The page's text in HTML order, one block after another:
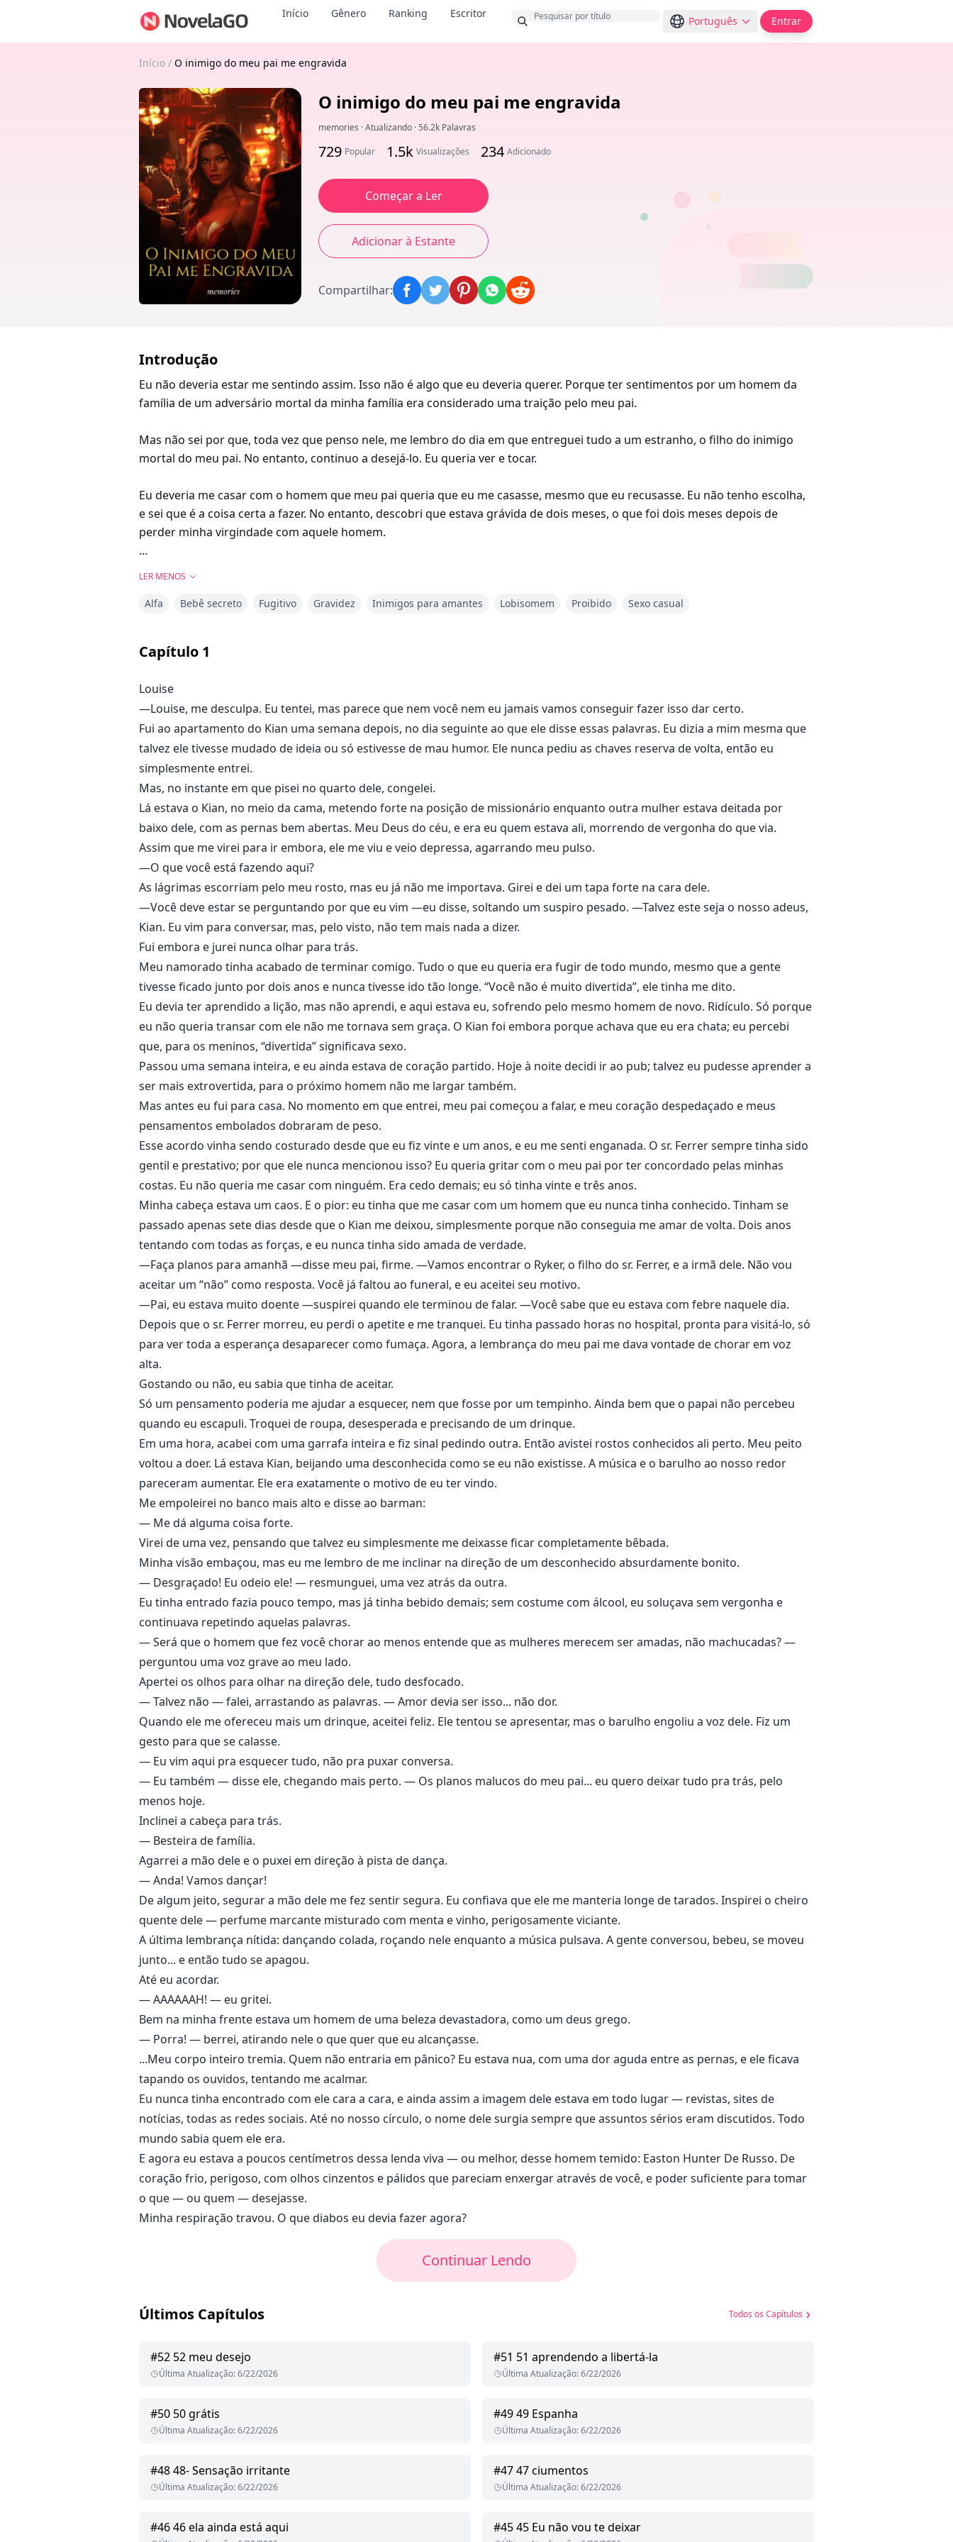
Início Gênero Ranking Escritor
Português Entrar
Início / O inimigo do meu pai me engravida
O inimigo do meu pai me engravida
memories ·Atualizando ·56.2k Palavras
729 Popular 1.5k Visualizações 234 Adicionado
Começar a Ler
Adicionar à Estante
Compartilhar:
Introdução
Eu não deveria estar me sentindo assim. Isso não é algo que eu deveria querer. Porque ter sentimentos por um homem da
família de um adversário mortal da minha família era considerado uma traição pelo meu pai.
Mas não sei por que, toda vez que penso nele, me lembro do dia em que entreguei tudo a um estranho, o filho do inimigo
mortal do meu pai. No entanto, continuo a desejá-lo. Eu queria ver e tocar.
Eu deveria me casar com o homem que meu pai queria que eu me casasse, mesmo que eu recusasse. Eu não tenho escolha,
e sei que é a coisa certa a fazer. No entanto, descobri que estava grávida de dois meses, o que foi dois meses depois de
perder minha virgindade com aquele homem.
candidatei a ser motorista do homem mais notório e perigoso que já conheci na vida, pelo desejo do meu bebê de ver seu
pai, embora soubesse que entrar no mundo de Easton Hunter De Russo seria suicídio.
LER MENOS
Alfa Bebê secreto Fugitivo Gravidez Inimigos para amantes Lobisomem Proibido Sexo casual
Capítulo 1
Louise
—Louise, me desculpa. Eu tentei, mas parece que nem você nem eu jamais vamos conseguir fazer isso dar certo.
Fui ao apartamento do Kian uma semana depois, no dia seguinte ao que ele disse essas palavras. Eu dizia a mim mesma que
talvez ele tivesse mudado de ideia ou só estivesse de mau humor. Ele nunca pediu as chaves reserva de volta, então eu
simplesmente entrei.
Mas, no instante em que pisei no quarto dele, congelei.
Lá estava o Kian, no meio da cama, metendo forte na posição de missionário enquanto outra mulher estava deitada por
baixo dele, com as pernas bem abertas. Meu Deus do céu, e era eu quem estava ali, morrendo de vergonha do que via.
Assim que me virei para ir embora, ele me viu e veio depressa, agarrando meu pulso.
—O que você está fazendo aqui?
As lágrimas escorriam pelo meu rosto, mas eu já não me importava. Girei e dei um tapa forte na cara dele.
—Você deve estar se perguntando por que eu vim —eu disse, soltando um suspiro pesado. —Talvez este seja o nosso adeus,
Kian. Eu vim para conversar, mas, pelo visto, não tem mais nada a dizer.
Fui embora e jurei nunca olhar para trás.
Meu namorado tinha acabado de terminar comigo. Tudo o que eu queria era fugir de todo mundo, mesmo que a gente
tivesse ficado junto por dois anos e nunca tivesse ido tão longe. “Você não é muito divertida”, ele tinha me dito.
Eu devia ter aprendido a lição, mas não aprendi, e aqui estava eu, sofrendo pelo mesmo homem de novo. Ridículo. Só porque
eu não queria transar com ele não me tornava sem graça. O Kian foi embora porque achava que eu era chata; eu percebi
que, para os meninos, “divertida” significava sexo.
Passou uma semana inteira, e eu ainda estava de coração partido. Hoje à noite decidi ir ao pub; talvez eu pudesse aprender a
ser mais extrovertida, para o próximo homem não me largar também.
Mas antes eu fui para casa. No momento em que entrei, meu pai começou a falar, e meu coração despedaçado e meus
pensamentos embolados dobraram de peso.
Esse acordo vinha sendo costurado desde que eu fiz vinte e um anos, e eu me senti enganada. O sr. Ferrer sempre tinha sido
gentil e prestativo; por que ele nunca mencionou isso? Eu queria gritar com o meu pai por ter concordado pelas minhas
costas. Eu não queria me casar com ninguém. Era cedo demais; eu só tinha vinte e três anos.
Minha cabeça estava um caos. E o pior: eu tinha que me casar com um homem que eu nunca tinha conhecido. Tinham se
passado apenas sete dias desde que o Kian me deixou, simplesmente porque não conseguia me amar de volta. Dois anos
tentando com todas as forças, e eu nunca tinha sido amada de verdade.
—Faça planos para amanhã —disse meu pai, firme. —Vamos encontrar o Ryker, o filho do sr. Ferrer, e a irmã dele. Não vou
aceitar um “não” como resposta. Você já faltou ao funeral, e eu aceitei seu motivo.
—Pai, eu estava muito doente —suspirei quando ele terminou de falar. —Você sabe que eu estava com febre naquele dia.
Depois que o sr. Ferrer morreu, eu perdi o apetite e me tranquei. Eu tinha passado horas no hospital, pronta para visitá-lo, só
para ver toda a esperança desaparecer como fumaça. Agora, a lembrança do meu pai me dava vontade de chorar em voz
alta.
Gostando ou não, eu sabia que tinha de aceitar.
Só um pensamento poderia me ajudar a esquecer, nem que fosse por um tempinho. Ainda bem que o papai não percebeu
quando eu escapuli. Troquei de roupa, desesperada e precisando de um drinque.
Em uma hora, acabei com uma garrafa inteira e fiz sinal pedindo outra. Então avistei rostos conhecidos ali perto. Meu peito
voltou a doer. Lá estava Kian, beijando uma desconhecida como se eu não existisse. A música e o barulho ao nosso redor
pareceram aumentar. Ele era exatamente o motivo de eu ter vindo.
Me empoleirei no banco mais alto e disse ao barman:
— Me dá alguma coisa forte.
Virei de uma vez, pensando que talvez eu simplesmente me deixasse ficar completamente bêbada.
Minha visão embaçou, mas eu me lembro de me inclinar na direção de um desconhecido absurdamente bonito.
— Desgraçado! Eu odeio ele! — resmunguei, uma vez atrás da outra.
Eu tinha entrado fazia pouco tempo, mas já tinha bebido demais; sem costume com álcool, eu soluçava sem vergonha e
continuava repetindo aquelas palavras.
— Será que o homem que fez você chorar ao menos entende que as mulheres merecem ser amadas, não machucadas? —
perguntou uma voz grave ao meu lado.
Apertei os olhos para olhar na direção dele, tudo desfocado.
— Talvez não — falei, arrastando as palavras. — Amor devia ser isso... não dor.
Quando ele me ofereceu mais um drinque, aceitei feliz. Ele tentou se apresentar, mas o barulho engoliu a voz dele. Fiz um
gesto para que se calasse.
— Eu vim aqui pra esquecer tudo, não pra puxar conversa.
— Eu também — disse ele, chegando mais perto. — Os planos malucos do meu pai... eu quero deixar tudo pra trás, pelo
menos hoje.
Inclinei a cabeça para trás.
— Besteira de família.
Agarrei a mão dele e o puxei em direção à pista de dança.
— Anda! Vamos dançar!
De algum jeito, segurar a mão dele me fez sentir segura. Eu confiava que ele me manteria longe de tarados. Inspirei o cheiro
quente dele — perfume marcante misturado com menta e vinho, perigosamente viciante.
A última lembrança nítida: dançando colada, roçando nele enquanto a música pulsava. A gente conversou, bebeu, se moveu
junto... e então tudo se apagou.
Até eu acordar.
— AAAAAAH! — eu gritei.
Bem na minha frente estava um homem de uma beleza devastadora, como um deus grego.
— Porra! — berrei, atirando nele o que quer que eu alcançasse.
...Meu corpo inteiro tremia. Quem não entraria em pânico? Eu estava nua, com uma dor aguda entre as pernas, e ele ficava
tapando os ouvidos, tentando me acalmar.
Eu nunca tinha encontrado com ele cara a cara, e ainda assim a imagem dele estava em todo lugar — revistas, sites de
notícias, todas as redes sociais. Até no nosso círculo, o nome dele surgia sempre que assuntos sérios eram discutidos. Todo
mundo sabia quem ele era.
E agora eu estava a poucos centímetros dessa lenda viva — ou melhor, desse homem temido: Easton Hunter De Russo. De
coração frio, perigoso, com olhos cinzentos e pálidos que pareciam enxergar através de você, e poder suficiente para tomar
o que — ou quem — desejasse.
Minha respiração travou. O que diabos eu devia fazer agora?
Continuar Lendo
Últimos Capítulos Todos os Capítulos
#52 52 meu desejo
Última Atualização:6/22/2026
#51 51 aprendendo a libertá-la
Última Atualização:6/22/2026
#50 50 grátis
Última Atualização:6/22/2026
#4949 Espanha
Última Atualização:6/22/2026
#4848- Sensação irritante
Última Atualização:6/22/2026
#4747 ciumentos
Última Atualização:6/22/2026
#4646 ela ainda está aqui #4545 Eu não vou te deixar